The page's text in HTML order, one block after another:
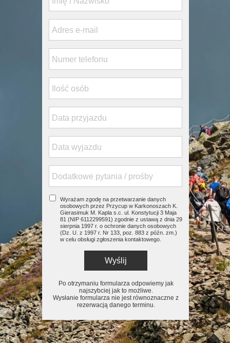
Po otrzymaniu formularza odpowiemy jak
najszybciej jak to możliwe.
Wysłanie formularza nie jest równoznaczne z
rezerwacją danego terminu.
Wyrażam zgodę na przetwarzanie danych
osobowych przez Przycup w Karkonoszach K.
Gierasimuk M. Kapla s.c. ul. Konstytucji 3 Maja
81 (NIP 6112299591) zgodnie z ustawą z dnia 29
sierpnia 1997 r. o ochronie danych osobowych
(Dz. U. z 1997 r. Nr 133, poz. 883 z późn. zm.)
w celu obsługi zgłoszenia kontaktowego.
Wyślij